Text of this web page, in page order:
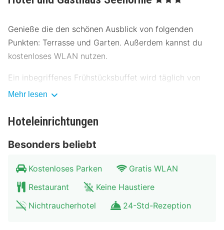
Genieße die den schönen Ausblick von folgenden
Punkten: Terrasse und Garten. Außerdem kannst du
kostenloses WLAN nutzen.
Ein inbegriffenes Frühstücksbuffet wird täglich von
07:00 Uhr bis 10:30 Uhr angeboten.
Sternebeurteilungen für Unterkünfte in diesem Land:
Deutschland. Diese Unterkunft erhielt 3 stars.
eine Wäscherei. Für Veranstaltungen beherbergt dieses
Hotel 3 Tagungsräume. Vor Ort gibt es Folgendes:
Parken ohne Service (kostenlos).
Mehr lesen
Hoteleinrichtungen
Besonders beliebt
Kostenloses Parken
Gratis WLAN
Restaurant
Keine Haustiere
Nichtraucherhotel
24-Std-Rezeption